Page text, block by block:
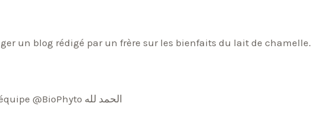
un blog rédigé par un frère sur les bienfaits du lait de chamelle.
Spécialisé en nutrition et membre de l’équipe @BioPhyto الحمد لله